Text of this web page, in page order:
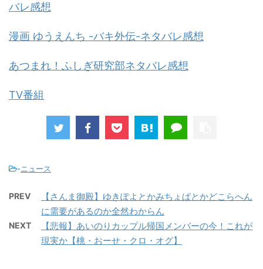
バレ感想
漫画 ゆうえんち -バキ外伝-ネタバレ感想
あつまれ！ふしぎ研究部ネタバレ感想
TV番組
-ニュース
PREV
【さんま御殿】ゆきぽよとかみちょぱとかどこらへん
に需要があるのか全然わからん
NEXT
【悲報】あいのりカップル帰国メンバーの今！これが
現実か【桃・おーせ・クロ・オグ】